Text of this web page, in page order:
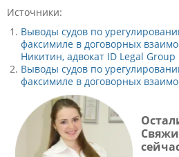
Источники:
Выводы судов по
факсимиле в договорных
Никитин, адвокат ID Legal Group
Выводы судов по
факсимиле в договорных